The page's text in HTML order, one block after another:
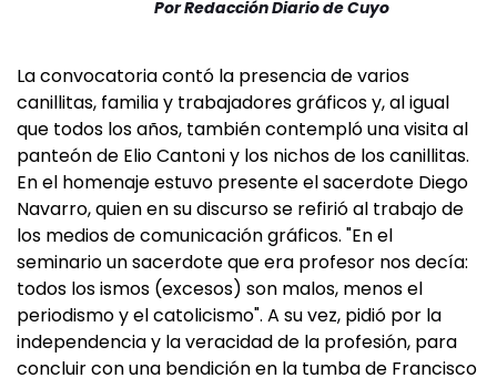
PorRedacción Diario de Cuyo
La convocatoria contó la presencia de varios
canillitas, familia y trabajadores gráficos y, al igual
que todos los años, también contempló una visita al
panteón de Elio Cantoni y los nichos de los canillitas.
En el homenaje estuvo presente el sacerdote Diego
Navarro, quien en su discurso se refirió al trabajo de
los medios de comunicación gráficos. "En el
seminario un sacerdote que era profesor nos decía:
todos los ismos (excesos) son malos, menos el
periodismo y el catolicismo". A su vez, pidió por la
independencia y la veracidad de la profesión, para
concluir con una bendición en la tumba de Francisco